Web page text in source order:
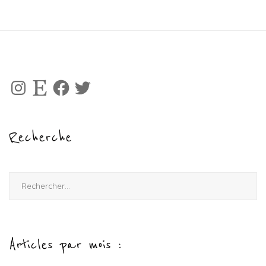
Instagram
Etsy Facebook
Twitter
Recherche
Articles par mois :